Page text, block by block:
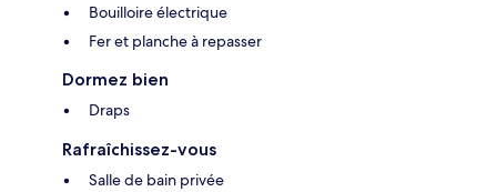
Bouilloire électrique
Fer et planche à repasser
Dormez bien
Draps
Rafraîchissez-vous
Salle de bain privée